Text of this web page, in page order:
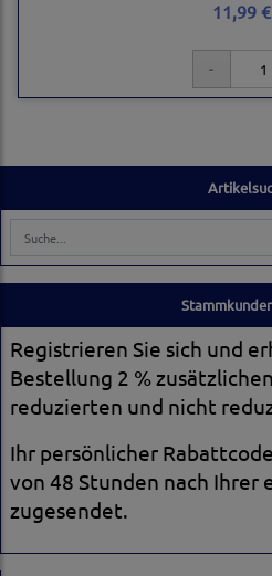
11,99
Registrieren Sie sich und
Bestellung 2 %
reduzierten und nicht
Ihr persönlicher
von 48 Stunden nach Ihrer
zugesendet.